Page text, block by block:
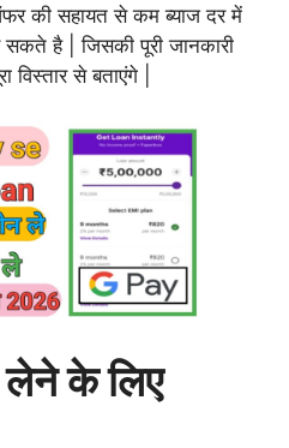
की सहायत से कम ब्याज दर में
सकते है | जिसकी पूरी जानकारी
से बताएंगे |
के लिए